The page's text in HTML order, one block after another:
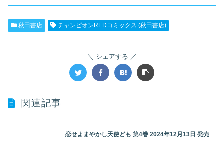
秋田書店 チャンピオンREDコミックス (秋田書店)
シェアする
関連記事
恋せよまやかし天使ども 第4巻 2024年12月13日 発売